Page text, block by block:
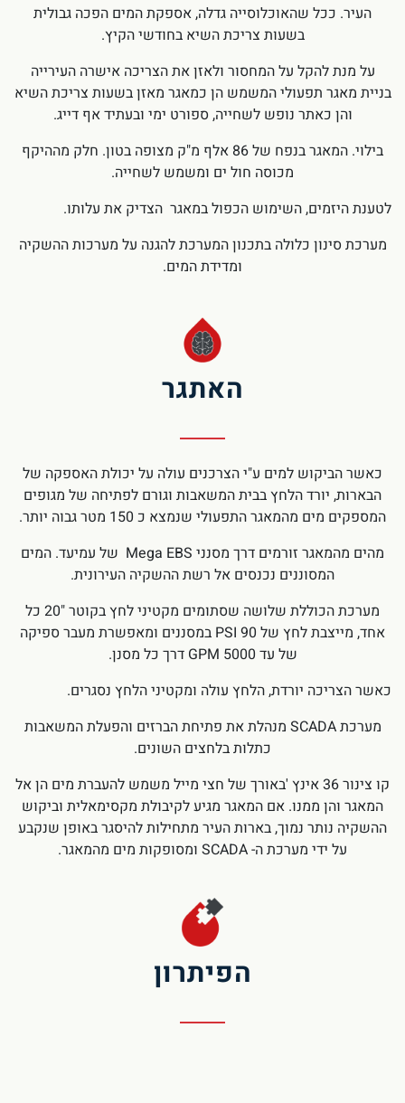
העיר. ככל שהאוכלוסייה גדלה, אספקת המים הפכה גבולית
בשעות צריכת השיא בחודשי הקיץ.
על מנת להקל על המחסור ולאזן את הצריכה אישרה העירייה
בניית מאגר תפעולי המשמש הן כמאגר מאזן בשעות צריכת השיא
והן כאתר נופש לשחייה, ספורט ימי ובעתיד אף דייג.
בילוי. המאגר בנפח של 86 אלף מ"ק מצופה בטון. חלק מההיקף
מכוסה חול ים ומשמש לשחייה.
לטענת היזמים, השימוש הכפול במאגר הצדיק את עלותו.
מערכת סינון כלולה בתכנון המערכת להגנה על מערכות ההשקיה
ומדידת המים.
האתגר
כאשר הביקוש למים ע"י הצרכנים עולה על יכולת האספקה של
הבארות, יורד הלחץ בבית המשאבות וגורם לפתיחה של מגופים
המספקים מים מהמאגר התפעולי שנמצא כ 150 מטר גבוה יותר.
מהים מהמאגר זורמים דרך מסנני Mega EBS של עמיעד. המים
המסוננים נכנסים אל רשת ההשקיה העירונית.
מערכת הכוללת שלושה שסתומים מקטיני לחץ בקוטר "20 כל
אחד, מייצבת לחץ של 90 PSI במסננים ומאפשרת מעבר ספיקה
של עד 5000 GPM דרך כל מסנן.
כאשר הצריכה יורדת, הלחץ עולה ומקטיני הלחץ נסגרים.
מערכת SCADA מנהלת את פתיחת הברזים והפעלת המשאבות
כתלות בלחצים השונים.
קו צינור 36 אינץ 'באורך של חצי מייל משמש להעברת מים הן אל
המאגר והן ממנו. אם המאגר מגיע לקיבולת מקסימאלית וביקוש
ההשקיה נותר נמוך, בארות העיר מתחילות להיסגר באופן שנקבע
על ידי מערכת ה- SCADA ומסופקות מים מהמאגר.
הפיתרון